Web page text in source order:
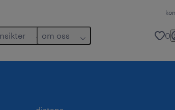
om oss 0